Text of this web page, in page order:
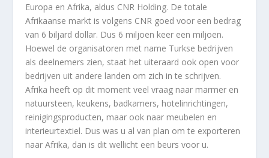
Europa en Afrika, aldus CNR Holding. De totale
Afrikaanse markt is volgens CNR goed voor een bedrag
van 6 biljard dollar. Dus 6 miljoen keer een miljoen.
Hoewel de organisatoren met name Turkse bedrijven
als deelnemers zien, staat het uiteraard ook open voor
bedrijven uit andere landen om zich in te schrijven.
Afrika heeft op dit moment veel vraag naar marmer en
natuursteen, keukens, badkamers, hotelinrichtingen,
reinigingsproducten, maar ook naar meubelen en
interieurtextiel. Dus was u al van plan om te exporteren
naar Afrika, dan is dit wellicht een beurs voor u.